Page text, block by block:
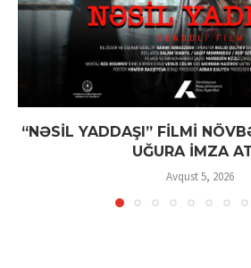
“NƏSİL YADDAŞI” FİLMİ
UĞURA İMZA
Avqust 5, 2026